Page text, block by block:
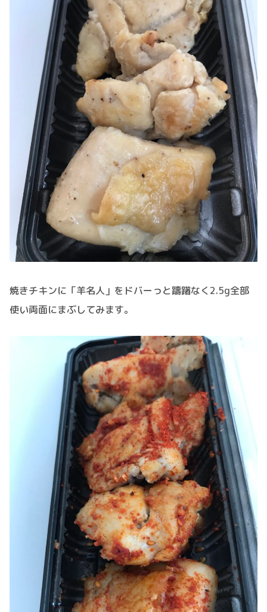
焼きチキンに「羊名人」をドバーっと躊躇なく2.5g全部
使い両面にまぶしてみます。